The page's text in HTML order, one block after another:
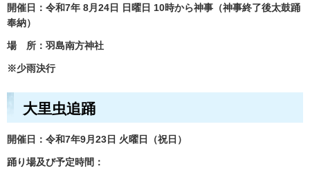
開催日：令和7年 8月24日 日曜日 10時から神事（神事終了後太鼓踊
奉納）
場 所：羽島南方神社
※少雨決行
大里虫追踊
開催日：令和7年9月23日 火曜日（祝日）
踊り場及び予定時間：